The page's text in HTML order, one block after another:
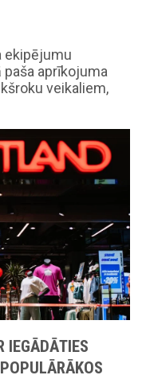
ekipējumu
aprīkojuma
veikaliem,
IEGĀDĀTIES